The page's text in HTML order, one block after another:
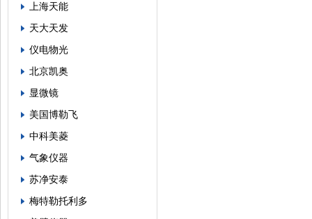
上海天能
天大天发
仪电物光
北京凯奥
显微镜
美国博勒飞
中科美菱
气象仪器
苏净安泰
梅特勒托利多